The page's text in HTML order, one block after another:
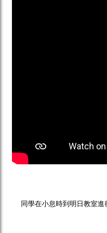
同學在小息時到明日教室